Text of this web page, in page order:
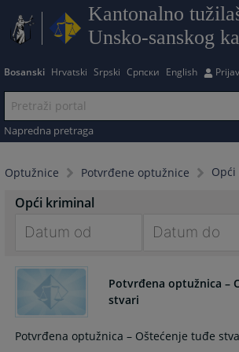
Kantonalno
Unsko-sanskog
Bosanski Hrvatski Srpski Српски English
Napredna pretraga
Optužnice Potvrđene optužnice
Opći kriminal
forward
interact
the
forward
to
the
Potvrđena optužnica –
stvari
Potvrđena optužnica – Oštećenje tuđe